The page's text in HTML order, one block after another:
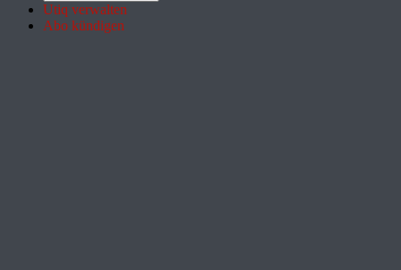
Utiq verwalten
Abo kündigen